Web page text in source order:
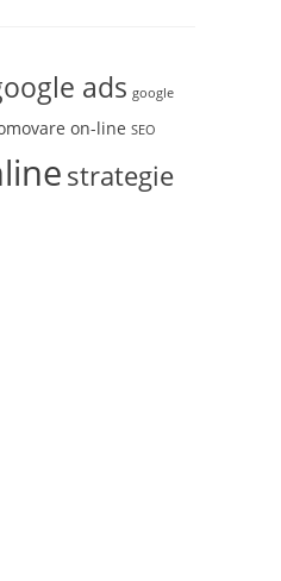
ads google
on-line SEO
strategie